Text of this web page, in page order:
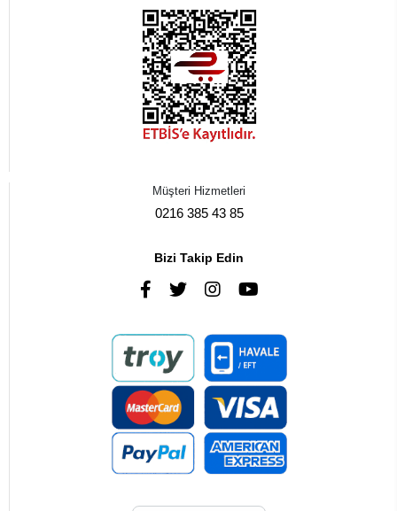
Müşteri Hizmetleri
0216 385 43 85
Bizi Takip Edin